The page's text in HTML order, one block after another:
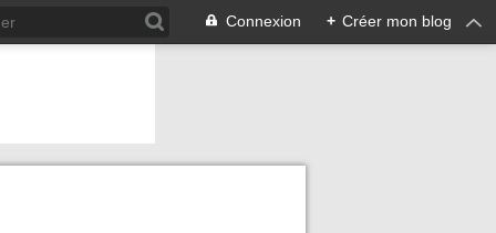
Connexion + Créer mon blog